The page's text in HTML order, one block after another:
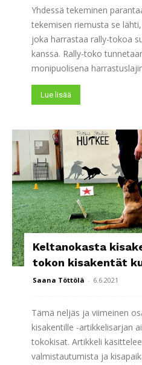
Yhdessä tekeminen
tekemisen riemusta se
joka harrastaa rally-tokoa
kanssa. Rally-toko
monipuolisena
Lue lisää
Keltanokasta
tokon kisakentät
Saana Töttölä - 6.6.2021
Tämä neljäs ja viimeinen
kisakentille -artikkelisarjan
tokokisat. Artikkeli
valmistautumista ja